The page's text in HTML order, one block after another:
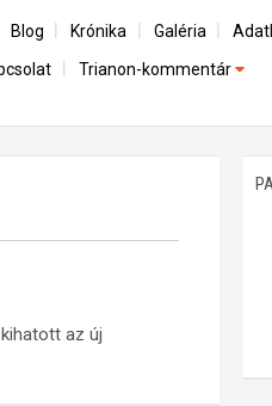
Blog Krónika Galéria
Trianon-kommentár
az új